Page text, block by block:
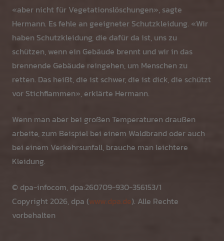
«aber nicht für Vegetationslöschungen», sagte
Hermann. Es fehle an geeigneter Schutzkleidung. «Wir
haben Schutzkleidung, die dafür da ist, uns zu
schützen, wenn ein Gebäude brennt und wir in das
brennende Gebäude reingehen, um Menschen zu
retten. Das heißt, die ist schwer, die ist dick, die schützt
vor Stichflammen», erklärte Hermann.
Wenn man aber bei großen Temperaturen draußen
arbeite, zum Beispiel bei einem Waldbrand oder auch
bei einem Verkehrsunfall, brauche man leichtere
Kleidung.
© dpa-infocom, dpa:260709-930-356153/1
Copyright 2026, dpa (www.dpa.de). Alle Rechte
vorbehalten